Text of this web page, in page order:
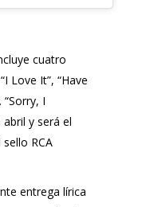
cuatro
Love It”, “Have
“Sorry, I
abril y será el
RCA
entrega lírica